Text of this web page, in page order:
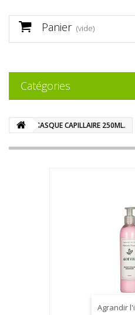
Panier (vide)
Catégories
MASQUE CAPILLAIRE 250ML.
Agrandir